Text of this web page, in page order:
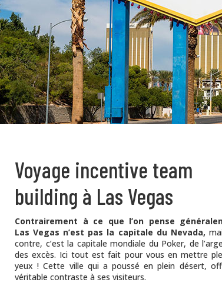
Voyage incentive team
building à Las Vegas
Contrairement à ce que l’on pense
Las Vegas n’est pas la capitale du Nevada,
contre, c’est la capitale mondiale du Poker, de
des excès. Ici tout est fait pour vous en mettre
yeux ! Cette ville qui a poussé en plein désert,
véritable contraste à ses visiteurs.